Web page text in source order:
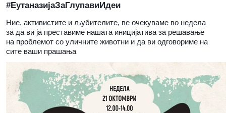
#ЕутаназијаЗаГлупавиИдеи
Ние, активистите и љубителите, ве очекуваме во недела
за да ви ја преставиме нашата иницијатива за решавање
на проблемот со уличните животни и да ви одговориме на
сите ваши прашања